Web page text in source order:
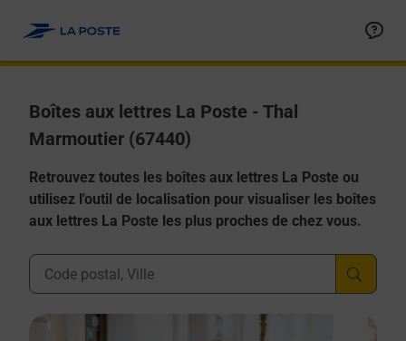
Boîtes aux lettres La Poste - Thal
Marmoutier (67440)
Retrouvez toutes les boîtes aux lettres La Poste ou
utilisez l'outil de localisation pour visualiser les boîtes
aux lettres La Poste les plus proches de chez vous.
Ville, Département, Code Postal